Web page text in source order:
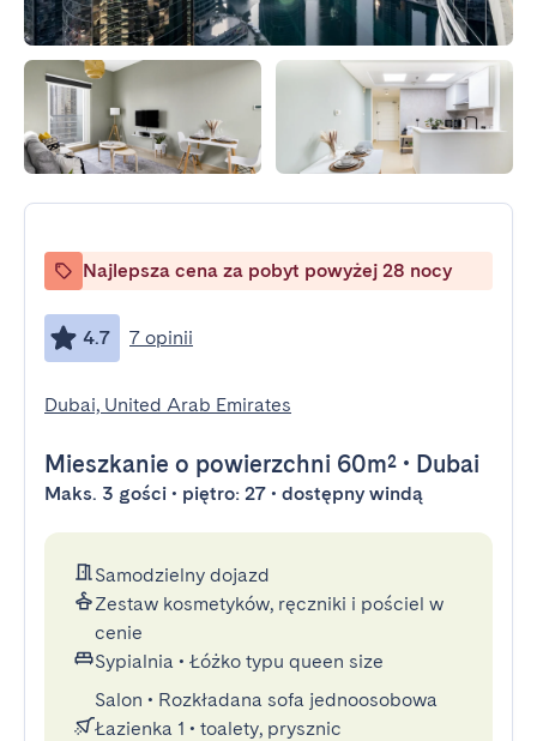
Najlepsza cena za pobyt powyżej 28 nocy
4.7 7 opinii
Dubai, United Arab Emirates
Mieszkanie o powierzchni 60m² • Dubai
Maks. 3 gości • piętro: 27 • dostępny windą
Samodzielny dojazd
Zestaw kosmetyków, ręczniki i pościel w
cenie
Sypialnia • Łóżko typu queen size
Salon • Rozkładana sofa jednoosobowa
Łazienka 1 • toalety, prysznic